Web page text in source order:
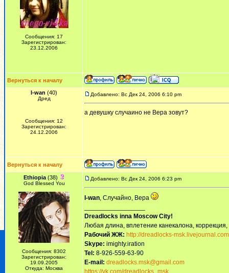
Сообщения: 17
Зарегистрирован:
23.12.2006
Вернуться к началу
I-wan (40)
Дред
Сообщения: 12
Зарегистрирован:
24.12.2006
Добавлено: Вс Дек 24, 2006 6:10 pm
а девушку случаино не Вера зовут?
Вернуться к началу
Ethiopia(38)
God Blessed You
Сообщения: 8302
Зарегистрирован:
19.09.2005
Откуда: Москва
Добавлено: Вс Дек 24, 2006 6:23 pm
I-wan, Случайно, Вера
Dreadlocks inna Moscow Сity!
Любая длина, вплетение канекалона,
Рабочий ЖЖ: http://dreadlocks-
Skype: imighty.iration
Tel: 8-926-559-63-90
E-mail: dreadlocks.msk@gmail.com
https://vk.com/dreadlocks_msk